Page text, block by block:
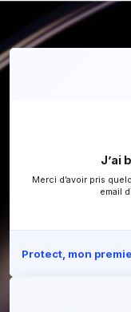
Merci